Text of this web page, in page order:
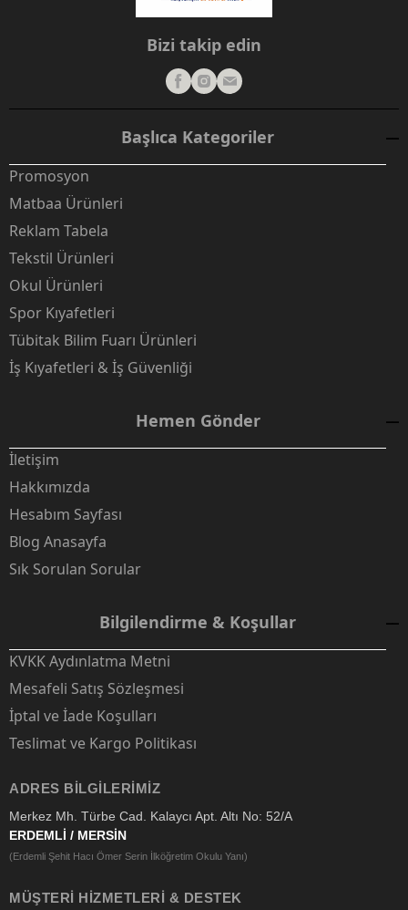
Bizi takip edin
Başlıca Kategoriler
Promosyon
Matbaa Ürünleri
Reklam Tabela
Tekstil Ürünleri
Okul Ürünleri
Spor Kıyafetleri
Tübitak Bilim Fuarı Ürünleri
İş Kıyafetleri & İş Güvenliği
Hemen Gönder
İletişim
Hakkımızda
Hesabım Sayfası
Blog Anasayfa
Sık Sorulan Sorular
Bilgilendirme & Koşullar
KVKK Aydınlatma Metni
Mesafeli Satış Sözleşmesi
İptal ve İade Koşulları
Teslimat ve Kargo Politikası
ADRES BILGILERIMIZ
Merkez Mh. Türbe Cad. Kalaycı Apt. Altı No: 52/A
ERDEMLİ / MERSİN
(Erdemli Şehit Hacı Ömer Serin İlköğretim Okulu Yanı)
MÜŞTERI HIZMETLERI & DESTEK